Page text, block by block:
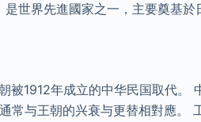
世界先進國家之一，主要奠基於
被1912年成立的中华民国取代。
常与王朝的兴衰与更替相對應。